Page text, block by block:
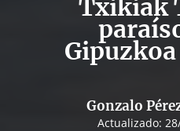
Txikiak
Gonzalo
Actualizado: